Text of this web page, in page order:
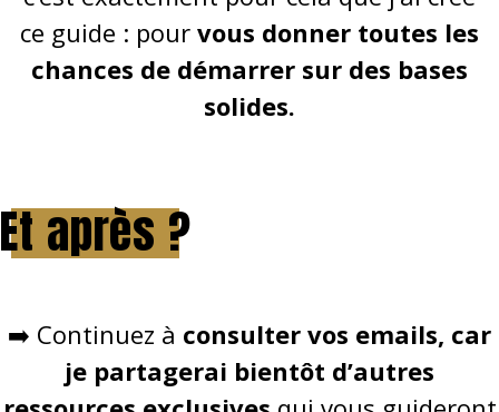
ce guide : pour vous donner toutes les
chances de démarrer sur des bases
solides.
Et après ?
➡️ Continuez à consulter vos emails, car
je partagerai bientôt d’autres